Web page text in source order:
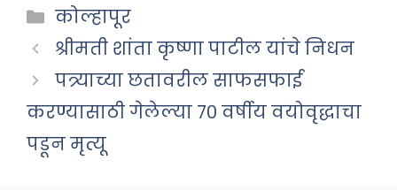
Categories
कोल्हापूर
श्रीमती शांता कृष्णा पाटील यांचे निधन
पत्र्याच्या छतावरील साफसफाई
करण्यासाठी गेलेल्या ७० वर्षीय वयोवृद्धाचा
पडून मृत्यू